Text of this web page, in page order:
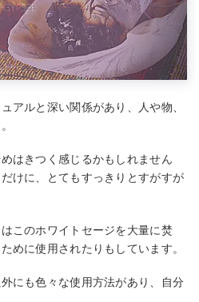
アルと深い関係があり、人や物、
はきつく感じるかもしれません
けに、とてもすっきりとすがすが
このホワイトセージを大量に焚
めに使用されたりもしています。
にも色々な使用方法があり、自分